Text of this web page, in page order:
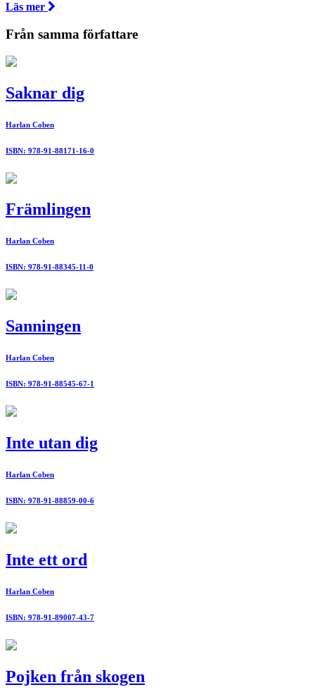
Läs mer
Från samma författare
Saknar dig
Harlan Coben
ISBN: 978-91-88171-16-0
Främlingen
Harlan Coben
ISBN: 978-91-88345-11-0
Sanningen
Harlan Coben
ISBN: 978-91-88545-67-1
Inte utan dig
Harlan Coben
ISBN: 978-91-88859-00-6
Inte ett ord
Harlan Coben
ISBN: 978-91-89007-43-7
Pojken från skogen